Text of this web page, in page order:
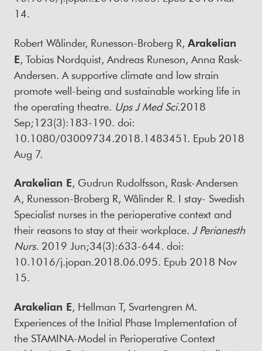
14.
Robert Wålinder, Runesson-Broberg R, Arakelian
E, Tobias Nordquist, Andreas Runeson, Anna Rask-
Andersen. A supportive climate and low strain
promote well-being and sustainable working life in
the operating theatre. Ups J Med Sci.2018
Sep;123(3):183-190. doi:
10.1080/03009734.2018.1483451. Epub 2018
Aug 7.
Arakelian E, Gudrun Rudolfsson, Rask-Andersen
A, Runesson-Broberg R, Wålinder R. I stay- Swedish
Specialist nurses in the perioperative context and
their reasons to stay at their workplace. J Perianesth
Nurs. 2019 Jun;34(3):633-644. doi:
10.1016/j.jopan.2018.06.095. Epub 2018 Nov
15.
Arakelian E, Hellman T, Svartengren M.
Experiences of the Initial Phase Implementation of
the STAMINA-Model in Perioperative Context